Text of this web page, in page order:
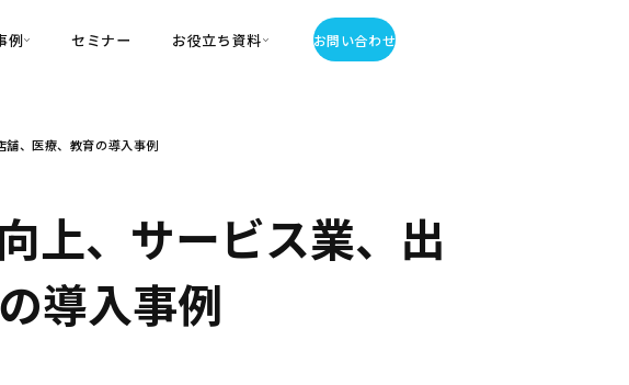
育成
・Commune Navigator
例
導入事例
セミナー お役立ち資料 お問い合わせ
、医療、教育の導入事例
上、サービス業、出
導入事例